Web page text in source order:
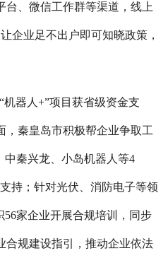
台、微信工作群等渠道，线上
企业足不出户即可知晓政策，
器人+”项目获省级资金支
，秦皇岛市积极帮企业争取工
中秦兴龙、小岛机器人等4
持；针对光伏、消防电子等领
56家企业开展合规培训，同步
合规建设指引，推动企业依法